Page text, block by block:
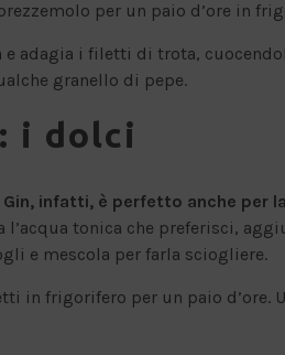
per un paio d’ore in
adagia i filetti di trota,
granello di pepe.
i dolci
Gin, infatti, è perfetto anche per
l’acqua tonica che preferisci,
e mescola per farla sciogliere.
in frigorifero per un paio d’ore.